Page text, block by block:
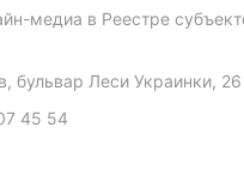
медиа в Реестре
бульвар Леси Украинки, 26
45 54